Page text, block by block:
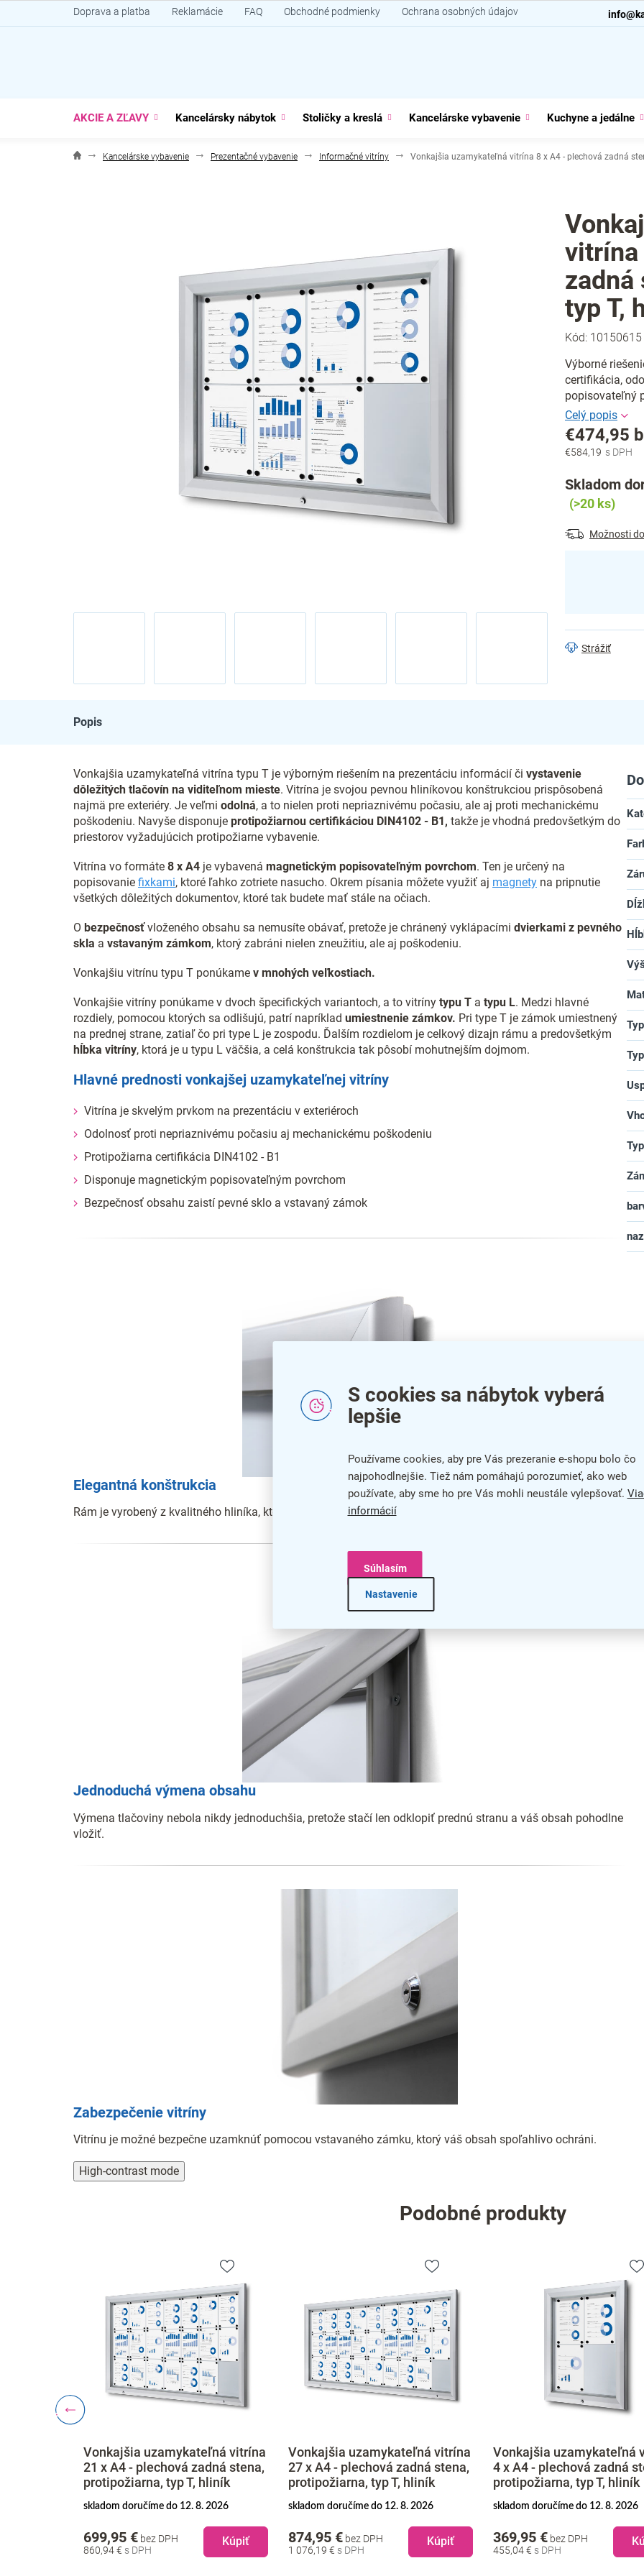
S cookies sa nábytok vyberá
lepšie
Používame cookies, aby pre Vás prezeranie e-shopu bolo čo
najpohodlnejšie. Tiež nám pomáhajú porozumieť, ako web
používate, aby sme ho pre Vás mohli neustále vylepšovať.
informácií
Nastavenie
Súhlasím
na
Doprava a platba Reklamácie FAQ Obchodné podmienky Ochrana osobných údajov
AKCIE A ZĽAVY Kancelársky nábytok Stoličky a kreslá Kancelárske vybavenie Kuchyne a jedálne
Kancelárske vybavenie Prezentačné vybavenie Informačné vitríny Vonkajšia uzamykateľná vitrína 8 x A4 - plechová zadná
vitrína
zadná
typ T,
Kód: 10150615
Výborné
certifikácia,
popisovateľný
€584,19
€474,95
Jednotková
Skladom
(>20 ks)
Možnosti
Strážiť
Popis
Vonkajšia uzamykateľná vitrína typu T je výborným riešením na prezentáciu informácií či vystavenie
dôležitých tlačovín na viditeľnom mieste. Vitrína je svojou pevnou hliníkovou konštrukciou prispôsobená
najmä pre exteriéry. Je veľmi odolná, a to nielen proti nepriaznivému počasiu, ale aj proti mechanickému
poškodeniu. Navyše disponuje protipožiarnou certifikáciou DIN4102 - B1, takže je vhodná predovšetkým do
priestorov vyžadujúcich protipožiarne vybavenie.
Vitrína vo formáte 8 x A4 je vybavená magnetickým popisovateľným povrchom. Ten je určený na
popisovanie fixkami, ktoré ľahko zotriete nasucho. Okrem písania môžete využiť aj magnety na pripnutie
všetkých dôležitých dokumentov, ktoré tak budete mať stále na očiach.
O bezpečnosťvloženého obsahu sa nemusíte obávať, pretože je chránený vyklápacími dvierkami z pevného
skla a vstavaným zámkom, ktorý zabráni nielen zneužitiu, ale aj poškodeniu.
Vonkajšiu vitrínu typu T ponúkame v mnohých veľkostiach.
Vonkajšie vitríny ponúkame v dvoch špecifických variantoch, a to vitríny typu T a typu L. Medzi hlavné
rozdiely, pomocou ktorých sa odlišujú, patrí napríklad umiestnenie zámkov. Pri type T je zámok umiestnený
na prednej strane, zatiaľ čo pri type L je zospodu. Ďalším rozdielom je celkový dizajn rámu a predovšetkým
hĺbka vitríny, ktorá je u typu L väčšia, a celá konštrukcia tak pôsobí mohutnejším dojmom.
Hlavné prednosti vonkajšej uzamykateľnej vitríny
Vitrína je skvelým prvkom na prezentáciu v exteriéroch
Odolnosť proti nepriaznivému počasiu aj mechanickému poškodeniu
Protipožiarna certifikácia DIN4102 - B1
Disponuje magnetickým popisovateľným povrchom
Bezpečnosť obsahu zaistí pevné sklo a vstavaný zámok
Elegantná konštrukcia
Rám je vyrobený z kvalitného hliníka, ktorý je veľmi odolný a spoľahlivo tak ochráni prezentovaný obsah.
Jednoduchá výmena obsahu
Výmena tlačoviny nebola nikdy jednoduchšia, pretože stačí len odklopiť prednú stranu a váš obsah pohodlne
vložiť.
Zabezpečenie vitríny
Vitrínu je možné bezpečne uzamknúť pomocou vstavaného zámku, ktorý váš obsah spoľahlivo ochráni.
High-contrast mode
Podobné produkty
Vonkajšia uzamykateľná vitrína
27 x A4 - plechová zadná stena,
protipožiarna, typ T, hliník
skladom doručíme do 12. 8. 2026
1 076,19 €
874,95 €bez DPH Kúpiť
Vonkajšia uzamykateľná vitrína
4 x A4 - plechová zadná stena,
protipožiarna, typ T, hliník
skladom doručíme do 12. 8. 2026
455,04 €
369,95 €bez DPH Kúpiť
Záhradný altánok
na objednávku doručíme do 6
129,09 €
104,95 €bez DPH